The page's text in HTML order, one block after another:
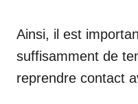
Ainsi, il est
suffisamment de
reprendre contact